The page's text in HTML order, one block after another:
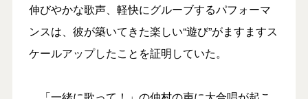
伸びやかな歌声、軽快にグルーブするパフォーマ
ンスは、彼が築いてきた楽しい“遊び”がますますス
ケールアップしたことを証明していた。